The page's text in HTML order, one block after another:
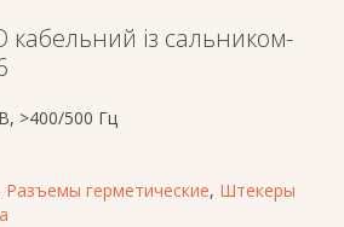
кабельний із сальником-
>400/500 Гц
Разъемы герметические, Штекеры